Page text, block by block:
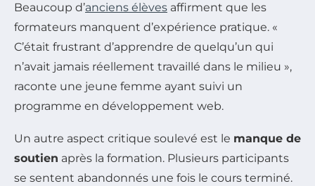
Beaucoup d’anciens élèves affirment que les
formateurs manquent d’expérience pratique. «
C’était frustrant d’apprendre de quelqu’un qui
n’avait jamais réellement travaillé dans le milieu »,
raconte une jeune femme ayant suivi un
programme en développement web.
Un autre aspect critique soulevé est le manque de
soutien après la formation. Plusieurs participants
se sentent abandonnés une fois le cours terminé.